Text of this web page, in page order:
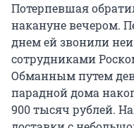
Потерпевшая
накануне вечером.
днем ей звонили
сотрудниками
Обманным путем
парадной дома
900 тысяч рублей.